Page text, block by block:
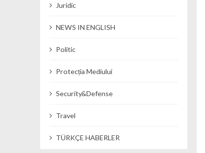
Juridic
NEWS IN ENGLISH
Politic
Protecția Mediului
Security&Defense
Travel
TÜRKÇE HABERLER